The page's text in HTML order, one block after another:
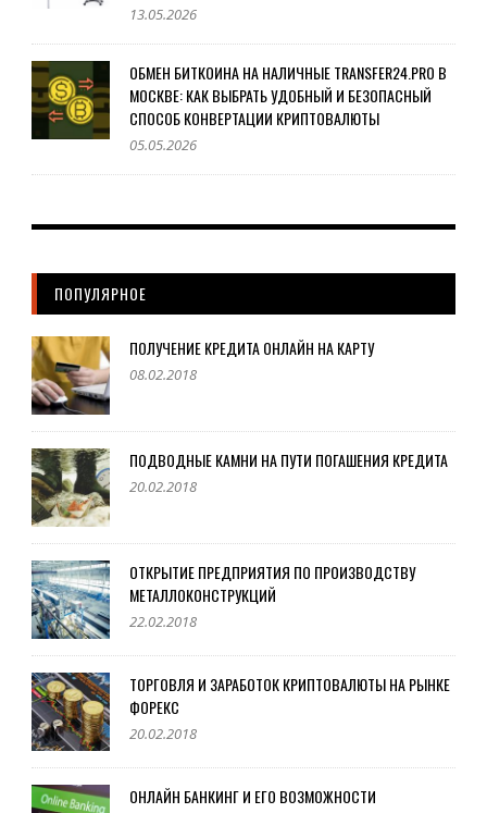
13.05.2026
ОБМЕН БИТКОИНА НА НАЛИЧНЫЕ TRANSFER24.PRO В
МОСКВЕ: КАК ВЫБРАТЬ УДОБНЫЙ И БЕЗОПАСНЫЙ
СПОСОБ КОНВЕРТАЦИИ КРИПТОВАЛЮТЫ
05.05.2026
ПОПУЛЯРНОЕ
ПОЛУЧЕНИЕ КРЕДИТА ОНЛАЙН НА КАРТУ
08.02.2018
ПОДВОДНЫЕ КАМНИ НА ПУТИ ПОГАШЕНИЯ КРЕДИТА
20.02.2018
ОТКРЫТИЕ ПРЕДПРИЯТИЯ ПО ПРОИЗВОДСТВУ
МЕТАЛЛОКОНСТРУКЦИЙ
22.02.2018
ТОРГОВЛЯ И ЗАРАБОТОК КРИПТОВАЛЮТЫ НА РЫНКЕ
ФОРЕКС
20.02.2018
ОНЛАЙН БАНКИНГ И ЕГО ВОЗМОЖНОСТИ